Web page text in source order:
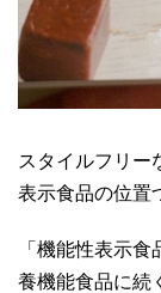
スタイルフリー
表示食品の位置
「機能性表示
養機能食品に続